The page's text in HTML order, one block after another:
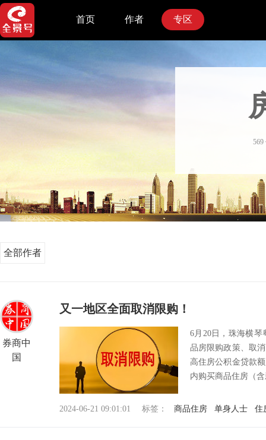
首页 作者 专区
全部作者
券商中
国
又一地区全面取消限购！
6月20日，珠海横
品房限购政策、取
高住房公积金贷款
内购买商品住房（
2024-06-21 09:01:01 标签： 商品住房 单身人士 住